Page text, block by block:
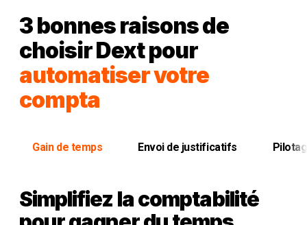
3 bonnes raisons de
choisir Dext pour
automatiser votre
compta
Gain de temps Envoi de justificatifs
Simplifiez la comptabilité